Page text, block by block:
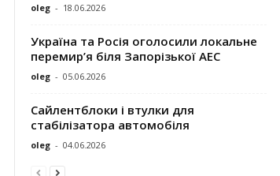
oleg - 18.06.2026
Україна та Росія оголосили локальне
перемир’я біля Запорізької АЕС
oleg - 05.06.2026
Сайлентблоки і втулки для
стабілізатора автомобіля
oleg - 04.06.2026